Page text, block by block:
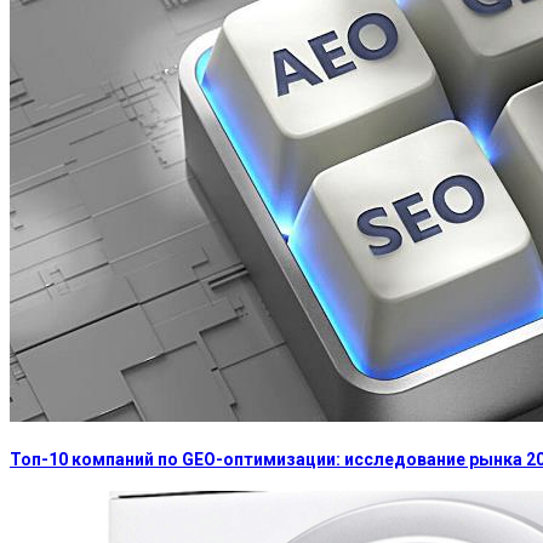
Топ-10 компаний по GEO-оптимизации: исследование рынка